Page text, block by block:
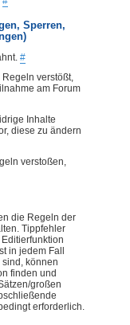
Sperren,
#
verstößt,
am Forum
Inhalte
diese zu ändern
verstoßen,
die Regeln der
Tippfehler
in jedem Fall
können
finden und
großen
erforderlich.